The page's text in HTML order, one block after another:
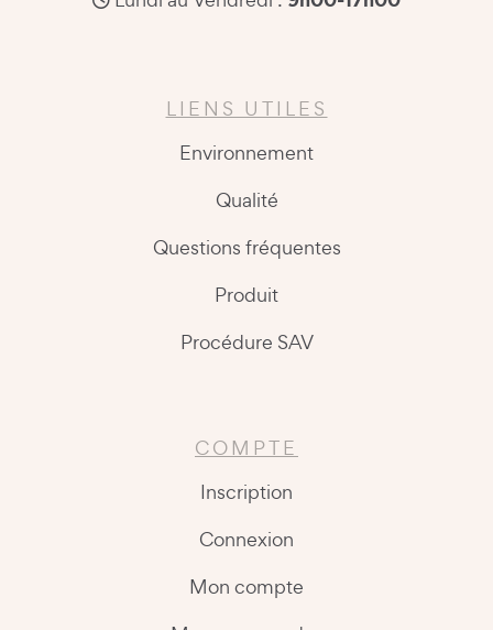
LIENS UTILES
Environnement
Qualité
Questions fréquentes
Produit
Procédure SAV
COMPTE
Inscription
Connexion
Mon compte